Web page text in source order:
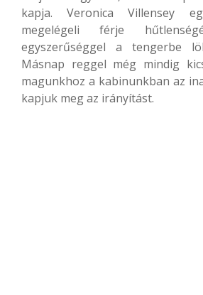
kapja. Veronica Villensey
megelégeli férje
egyszerűséggel a tengerbe
Másnap reggel még mindig
magunkhoz a kabinunkban az
kapjuk meg az irányítást.